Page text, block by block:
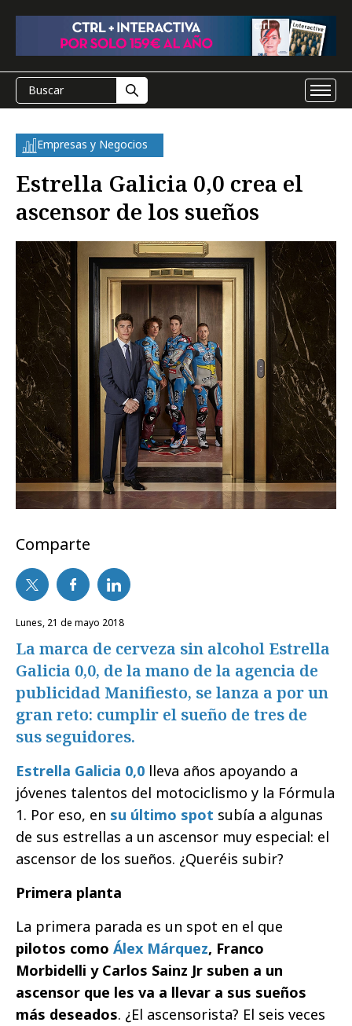
Empresas y Negocios
Estrella Galicia 0,0 crea el
ascensor de los sueños
Comparte
lunes, 21 de mayo 2018
La marca de cerveza sin alcohol Estrella
Galicia 0,0, de la mano de la agencia de
publicidad Manifiesto, se lanza a por un
gran reto: cumplir el sueño de tres de
sus seguidores.
Estrella Galicia 0,0 lleva años apoyando a
jóvenes talentos del motociclismo y la Fórmula
1. Por eso, en su último spot subía a algunas
de sus estrellas a un ascensor muy especial: el
ascensor de los sueños. ¿Queréis subir?
Primera planta
La primera parada es un spot en el que
pilotos como Álex Márquez, Franco
Morbidelli y Carlos Sainz Jr suben a un
ascensor que les va a llevar a sus sueños
más deseados. ¿El ascensorista? El seis veces